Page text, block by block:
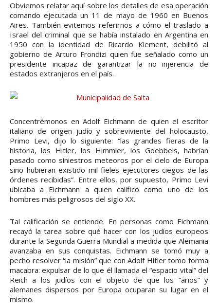
Obviemos relatar aquí sobre los detalles de esa operación
comando ejecutada un 11 de mayo de 1960 en Buenos
Aires. También evitemos referirnos a cómo el traslado a
Israel del criminal que se había instalado en Argentina en
1950 con la identidad de Ricardo Klement, debilitó al
gobierno de Arturo Frondizi quien fue señalado como un
presidente incapaz de garantizar la no injerencia de
estados extranjeros en el país.
Concentrémonos en Adolf Eichmann de quien el escritor
italiano de origen judío y sobreviviente del holocausto,
Primo Levi, dijo lo siguiente: “las grandes fieras de la
historia, los Hitler, los Himmler, los Goebbels, habrían
pasado como siniestros meteoros por el cielo de Europa
sino hubieran existido mil fieles ejecutores ciegos de las
órdenes recibidas”. Entre ellos, por supuesto, Primo Levi
ubicaba a Eichmann a quien calificó como uno de los
hombres más peligrosos del siglo XX.
Tal calificación se entiende. En personas como Eichmann
recayó la tarea sobre qué hacer con los judíos europeos
durante la Segunda Guerra Mundial a medida que Alemania
avanzaba en sus conquistas. Eichmann se tomó muy a
pecho resolver “la misión” que con Adolf Hitler tomo forma
macabra: expulsar de lo que él llamada el “espacio vital” del
Reich a los judíos con el objeto de que los “arios” y
alemanes dispersos por Europa ocuparan su lugar en el
mismo.